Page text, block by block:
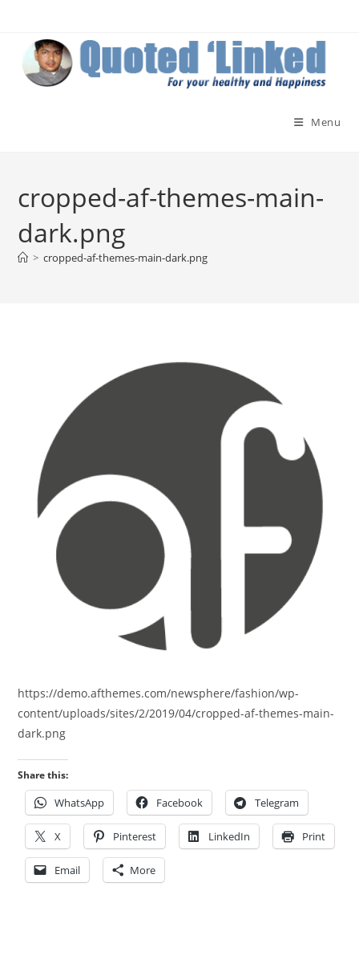
content
Menu
cropped-af-themes-main-
dark.png
> cropped-af-themes-main-dark.png
https://demo.afthemes.com/newsphere/fashion/wp-
content/uploads/sites/2/2019/04/cropped-af-themes-main-
dark.png
Share this:
WhatsApp Facebook Telegram
X Pinterest LinkedIn Print
Email More